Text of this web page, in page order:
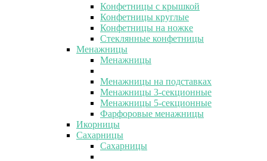
Конфетницы с крышкой
Конфетницы круглые
Конфетницы на ножке
Стеклянные конфетницы
Менажницы
Менажницы
Менажницы на подставках
Менажницы 3-секционные
Менажницы 5-секционные
Фарфоровые менажницы
Икорницы
Сахарницы
Сахарницы